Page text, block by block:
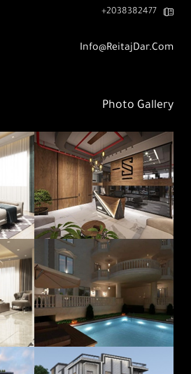
2038382477+
Info@ReitajDar.com
Photo Gallery